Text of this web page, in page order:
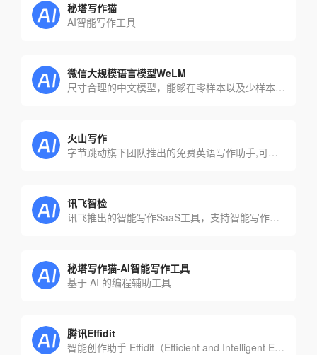
秘塔写作猫
AI智能写作工具
微信大规模语言模型WeLM
尺寸合理的中文模型，能够在零样本以及少样本的情境下完成包多语言任务在内的多种NLP任务
火山写作
字节跳动旗下团队推出的免费英语写作助手,可以智能纠错和智能润色
讯飞智检
讯飞推出的智能写作SaaS工具，支持智能写作后的校对与合规审核
秘塔写作猫-AI智能写作工具
基于 AI 的编程辅助工具
腾讯Effidit
智能创作助手 Effidit（Efficient and Intelligent Editing） 是由腾讯 AI Lab 开发的一个研究性原型系统，探索用 AI 技术提升写作者的写作效率和创作体验